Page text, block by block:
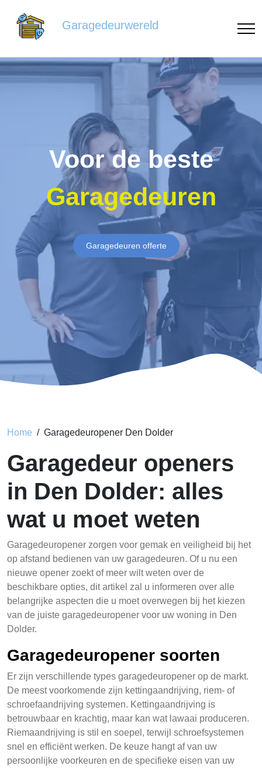
Garagedeurwereld
Voor de beste
Garagedeuren
Garagedeuren offerte
Home Garagedeuropener Den Dolder
Garagedeur openers
in Den Dolder: alles
wat u moet weten
Garagedeuropener zorgen voor gemak en veiligheid bij het
op afstand bedienen van uw garagedeuren. Of u nu een
nieuwe opener zoekt of meer wilt weten over de
beschikbare opties, dit artikel zal u informeren over alle
belangrijke aspecten die u moet overwegen bij het kiezen
van de juiste garagedeuropener voor uw woning in Den
Dolder.
Garagedeuropener soorten
Er zijn verschillende types garagedeuropener op de markt.
De meest voorkomende zijn kettingaandrijving, riem- of
schroefaandrijving systemen. Kettingaandrijving is
betrouwbaar en krachtig, maar kan wat lawaai produceren.
Riemaandrijving is stil en soepel, terwijl schroefsystemen
snel en efficiënt werken. De keuze hangt af van uw
persoonlijke voorkeuren en de specifieke eisen van uw